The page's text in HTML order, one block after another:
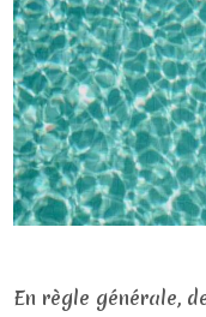
En règle générale,